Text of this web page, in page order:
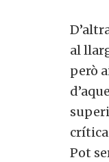
al
però
Pot